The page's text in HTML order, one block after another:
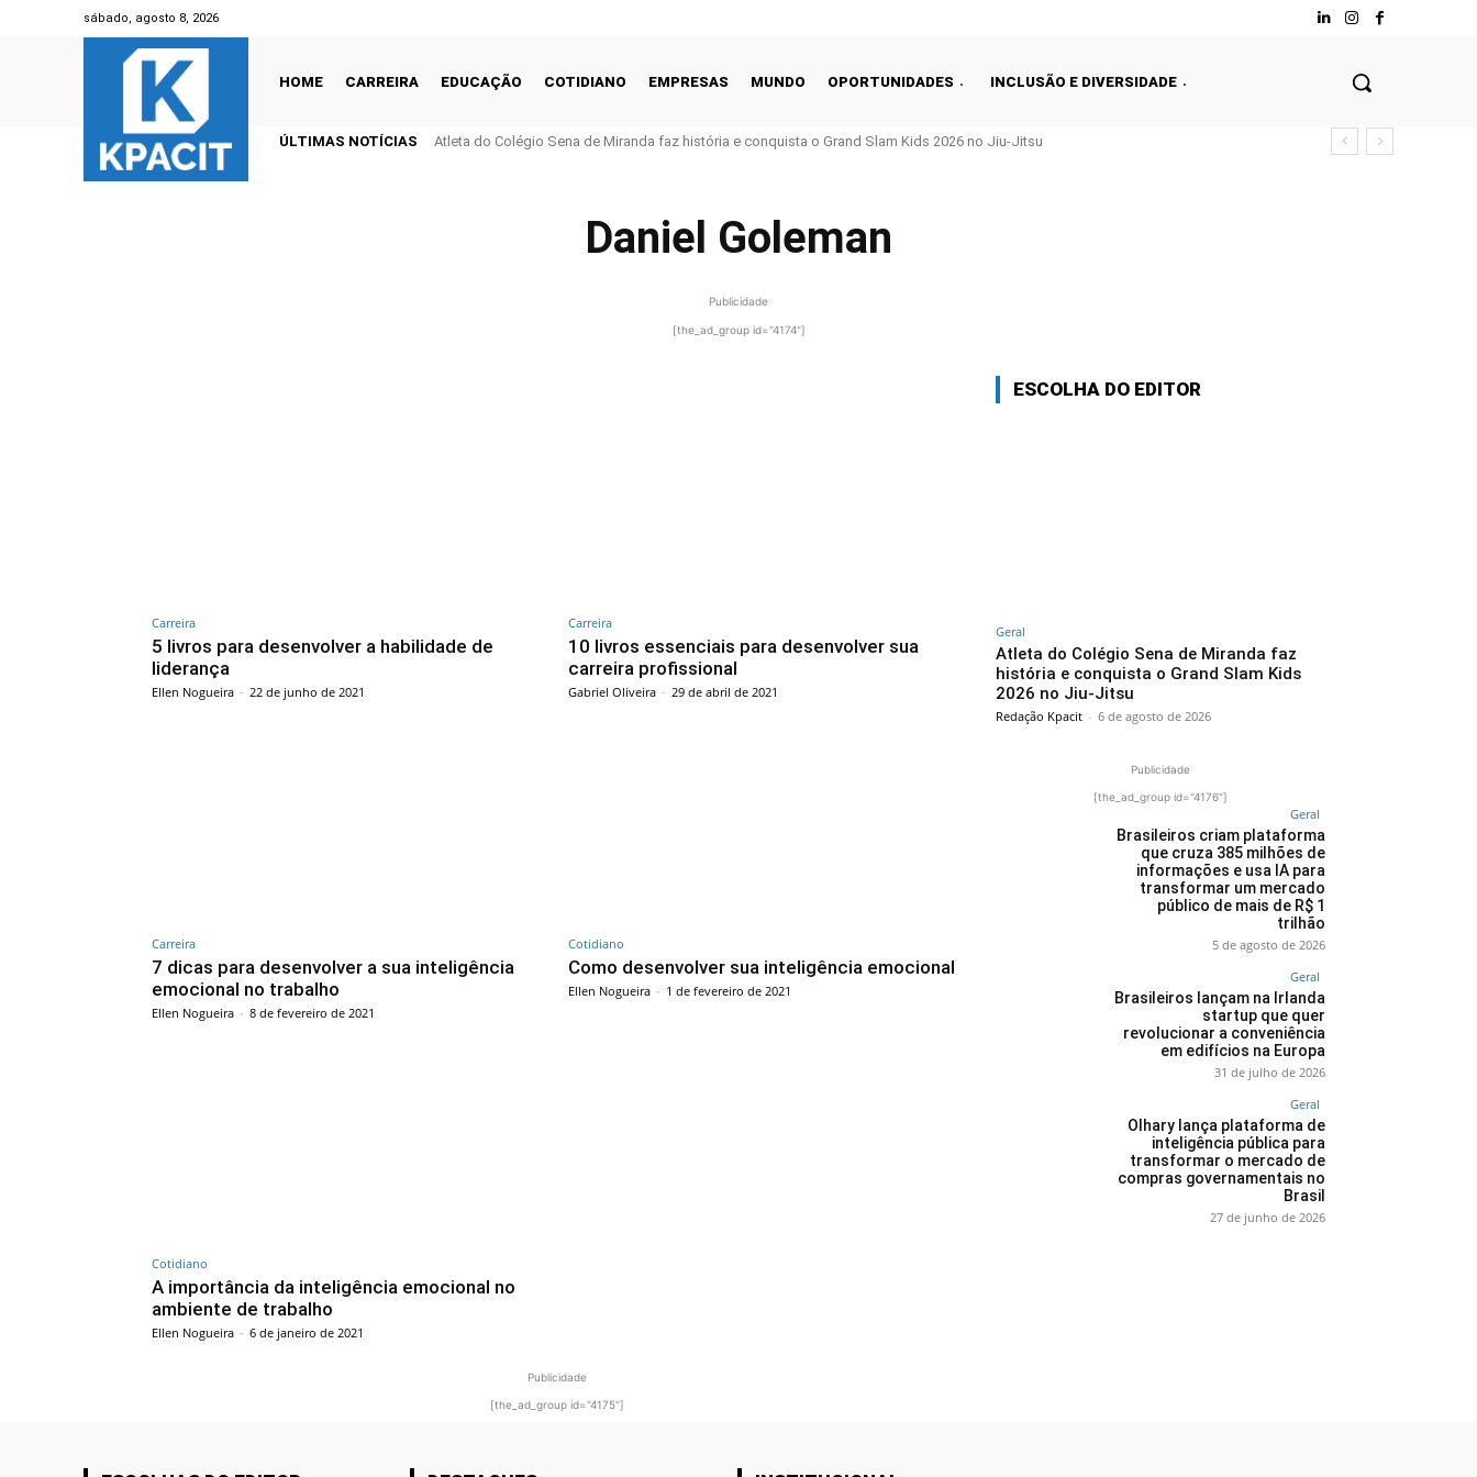
sábado, agosto 8, 2026
HOME CARREIRA EDUCAÇÃO COTIDIANO EMPRESAS MUNDO OPORTUNIDADES INCLUSÃO E DIVERSIDADE
ÚLTIMAS NOTÍCIAS Atleta do Colégio Sena de Miranda faz história e conquista o Grand Slam Kids 2026 no Jiu-Jitsu
Daniel Goleman
Publicidade
[the_ad_group id="4174"]
Carreira
5 livros para desenvolver a habilidade de
liderança
Ellen Nogueira - 22 de junho de 2021
Carreira
10 livros essenciais para desenvolver sua
carreira profissional
Gabriel Oliveira - 29 de abril de 2021
Carreira
7 dicas para desenvolver a sua inteligência
emocional no trabalho
Ellen Nogueira - 8 de fevereiro de 2021
Cotidiano
Como desenvolver sua inteligência emocional
Ellen Nogueira - 1 de fevereiro de 2021
Cotidiano
A importância da inteligência emocional no
ambiente de trabalho
Ellen Nogueira - 6 de janeiro de 2021
Publicidade
[the_ad_group id="4175"]
ESCOLHA DO EDITOR
Geral
Atleta do Colégio Sena de Miranda faz
história e conquista o Grand Slam Kids
2026 no Jiu-Jitsu
Redação Kpacit - 6 de agosto de 2026
Publicidade
[the_ad_group id="4176"]
Geral
Brasileiros criam plataforma
que cruza 385 milhões de
informações e usa IA para
transformar um mercado
público de mais de R$ 1
trilhão
5 de agosto de 2026
Geral
Brasileiros lançam na Irlanda
startup que quer
revolucionar a conveniência
em edifícios na Europa
31 de julho de 2026
Geral
Olhary lança plataforma de
inteligência pública para
transformar o mercado de
compras governamentais no
Brasil
27 de junho de 2026